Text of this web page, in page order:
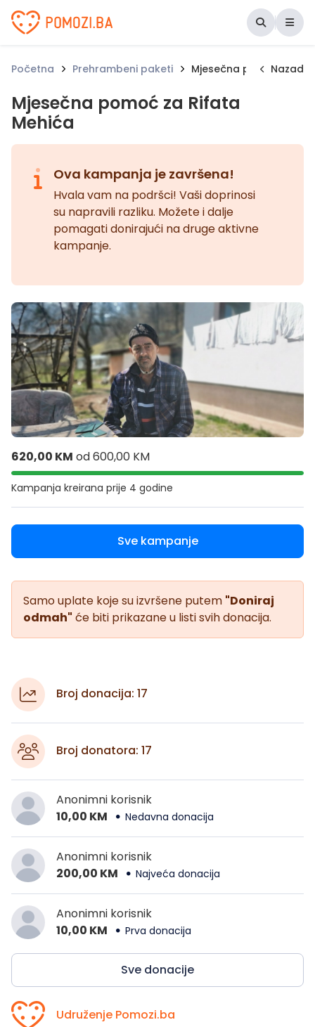
Udruženje Pomozi.ba
Početna Prehrambeni paketi Mjesečna pomoć za
Nazad
Mjesečna pomoć za Rifata
Mehića
Ova kampanja je završena!
Hvala vam na podršci! Vaši doprinosi
su napravili razliku. Možete i dalje
pomagati donirajući na druge aktivne
kampanje.
620,00 KM od600,00 KM
Kampanja kreirana prije 4 godine
Sve kampanje
Samo uplate koje su izvršene putem "Doniraj
odmah" će biti prikazane u listi svih donacija.
Broj donacija: 17
Broj donatora: 17
Anonimni korisnik
10,00 KM
Nedavna donacija
Anonimni korisnik
200,00 KM
Najveća donacija
Anonimni korisnik
10,00 KM
Prva donacija
Sve donacije
Udruženje Pomozi.ba